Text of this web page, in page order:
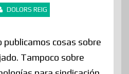
DOLORS REIG
publicamos cosas sobre
Tampoco sobre